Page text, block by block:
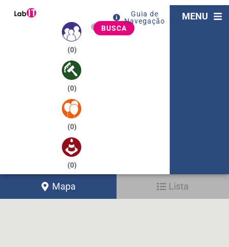
(0)
(0)
(0)
(0)
BUSCA
Guia de
Navegação
MENU
Mapa Lista